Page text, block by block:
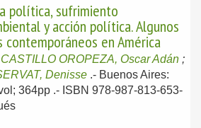
política, sufrimiento
y acción política. Algunos
contemporáneos en América
CASTILLO OROPEZA, Oscar Adán ;
Denisse .- Buenos Aires:
364pp .- ISBN 978-987-813-653-